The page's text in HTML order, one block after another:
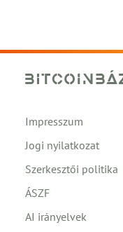
Impresszum
Jogi nyilatkozat
Szerkesztői politika
ÁSZF
AI irányelvek